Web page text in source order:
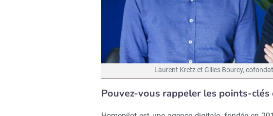
Laurent Kretz et Gilles Bourcy,
Pouvez-vous rappeler les points-clés